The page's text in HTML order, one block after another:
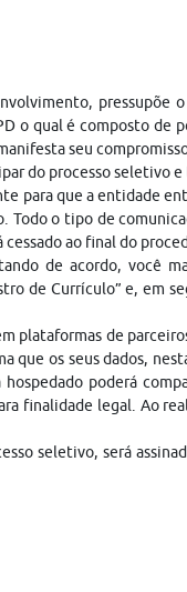
pressupõe
o qual é composto
seu
do processo seletivo
para que a entidade
o tipo de
ao final do
de acordo, você
de Currículo” e, em
de
que os seus dados,
poderá
finalidade legal. Ao
seletivo, será